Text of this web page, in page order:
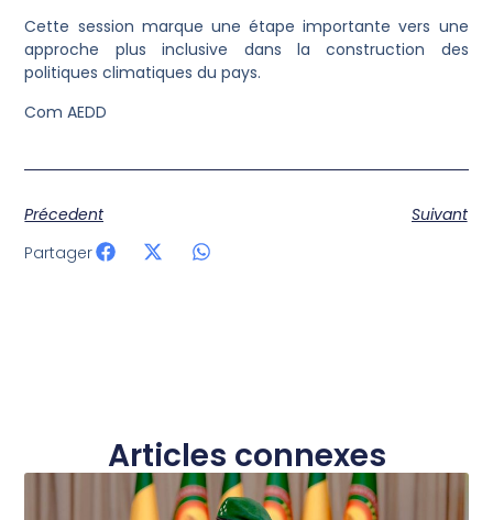
Cette session marque une étape importante vers une
approche plus inclusive dans la construction des
politiques climatiques du pays.
Com AEDD
Précedent
Suivant
Partager
Articles connexes